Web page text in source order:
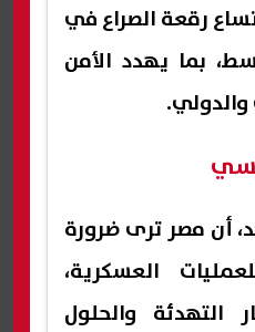
رقعة الصراع في
بما يهدد الأمن
والدولي.
أن مصر ترى ضرورة
العسكرية،
التهدئة والحلول